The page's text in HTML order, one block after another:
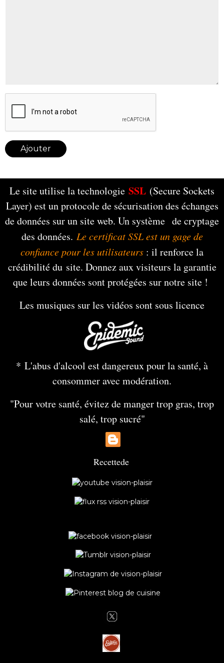
Ajouter
Le site utilise la technologie SSL (Secure Sockets
Layer) est un protocole de sécurisation des échanges
de données sur un site web. Un système de cryptage
des données. Le certificat SSL est un gage de
confiance pour les utilisateurs : il renforce la
crédibilité du site. Donnez aux visiteurs la garantie
que leurs données sont protégées sur notre site !
Les musiques sur les vidéos sont sous licence
* L'abus d'alcool est dangereux pour la santé, à
consommer avec modération.
"Pour votre santé, évitez de manger trop gras, trop
salé, trop sucré"
Recettede